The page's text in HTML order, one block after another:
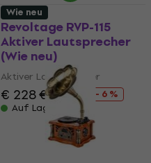
Revoltage RVP-115
Aktiver Lautsprecher
(Wie neu)
Aktiver Lautsprecher
€ 228€ 242
- 6 %
Auf Lager
Wie neu